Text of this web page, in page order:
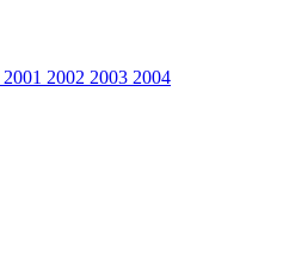
2001 2002 2003 2004